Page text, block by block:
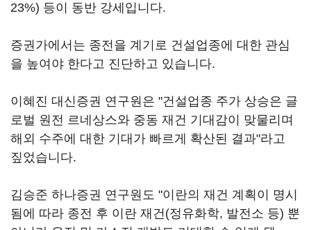
23%) 등이 동반 강세입니다.
증권가에서는 종전을 계기로 건설업종에 대한 관심
을 높여야 한다고 진단하고 있습니다.
이혜진 대신증권 연구원은 "건설업종 주가 상승은 글
로벌 원전 르네상스와 중동 재건 기대감이 맞물리며
해외 수주에 대한 기대가 빠르게 확산된 결과"라고
짚었습니다.
김승준 하나증권 연구원도 "이란의 재건 계획이 명시
됨에 따라 종전 후 이란 재건(정유화학, 발전소 등) 뿐